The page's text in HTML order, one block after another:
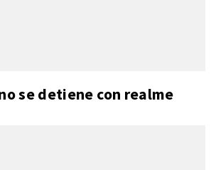
se detiene con realme